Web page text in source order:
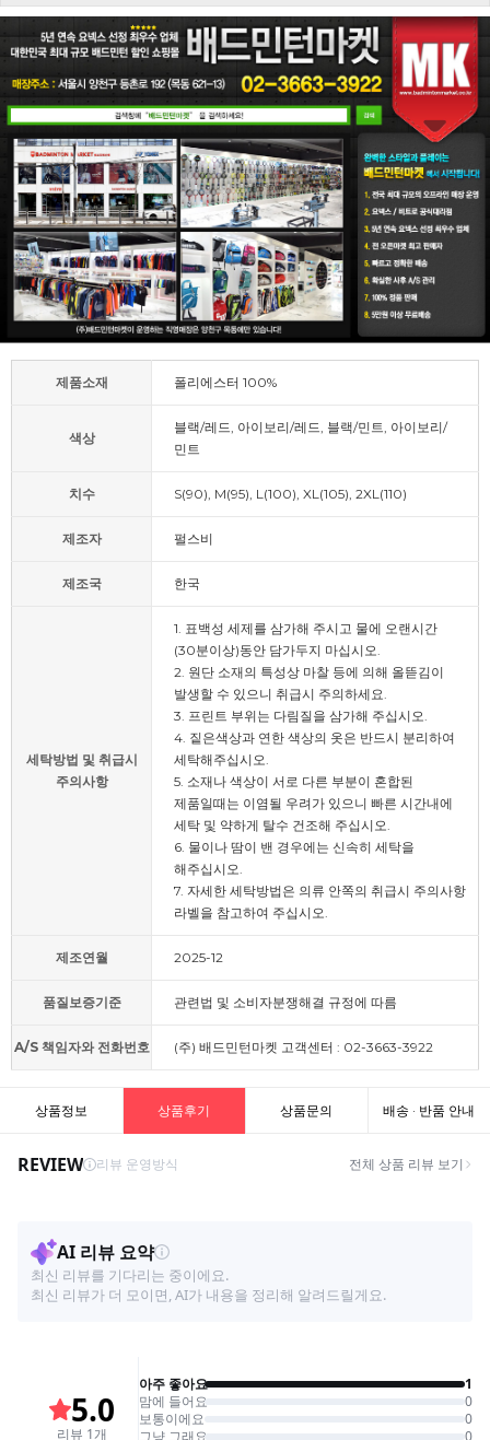
제품소재 폴리에스터 100%
색상
블랙/레드, 아이보리/레드, 블랙/민트, 아이보리/
민트
치수 S(90), M(95), L(100), XL(105), 2XL(110)
제조자 펄스비
제조국 한국
세탁방법 및 취급시
주의사항
1. 표백성 세제를 삼가해 주시고 물에 오랜시간
(30분이상)동안 담가두지 마십시오.
2. 원단 소재의 특성상 마찰 등에 의해 올뜯김이
발생할 수 있으니 취급시 주의하세요.
3. 프린트 부위는 다림질을 삼가해 주십시오.
4. 짙은색상과 연한 색상의 옷은 반드시 분리하여
세탁해주십시오.
5. 소재나 색상이 서로 다른 부분이 혼합된
제품일때는 이염될 우려가 있으니 빠른 시간내에
세탁 및 약하게 탈수 건조해 주십시오.
6. 물이나 땀이 밴 경우에는 신속히 세탁을
해주십시오.
7. 자세한 세탁방법은 의류 안쪽의 취급시 주의사항
라벨을 참고하여 주십시오.
제조연월 2025-12
품질보증기준 관련법 및 소비자분쟁해결 규정에 따름
A/S 책임자와 전화번호 (주) 배드민턴마켓 고객센터 : 02-3663-3922
상품정보 상품후기 상품문의 배송 · 반품 안내